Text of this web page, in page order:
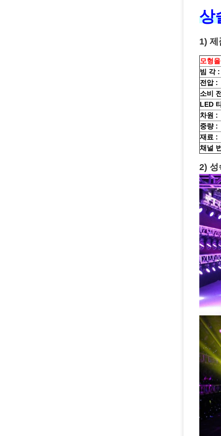
상
1) 제
모형
빔 각 :
전압 :
소비
LED
차원 :
중량 :
재료 :
채널
2) 성